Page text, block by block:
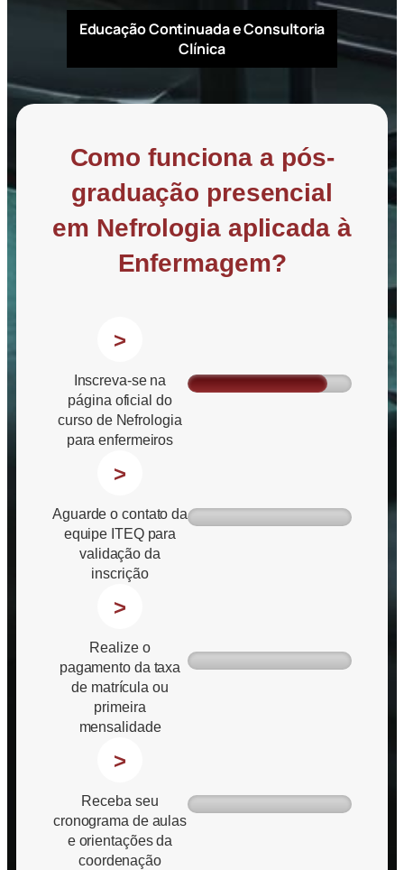
Educação Continuada e Consultoria
Clínica
Como funciona a pós-
graduação presencial
em Nefrologia aplicada à
Enfermagem?
>
Inscreva-se na
página oficial do
curso de Nefrologia
para enfermeiros
>
Aguarde o contato da
equipe ITEQ para
validação da
inscrição
>
Realize o
pagamento da taxa
de matrícula ou
primeira
mensalidade
>
Receba seu
cronograma de aulas
e orientações da
coordenação